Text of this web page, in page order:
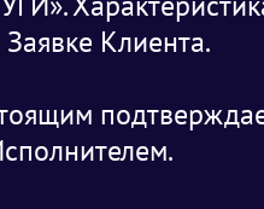
Клиента.